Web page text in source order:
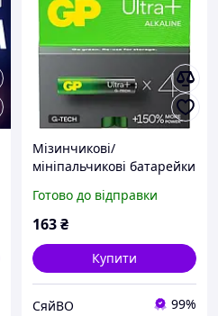
Мізинчикові/
мініпальчикові батарейки
Alkaline AAA LR03 1.5V
Готово до відправки
163₴
Купити
СяйВО 99%